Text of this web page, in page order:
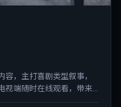
容，主打喜剧类型叙事，
视端随时在线观看，带来